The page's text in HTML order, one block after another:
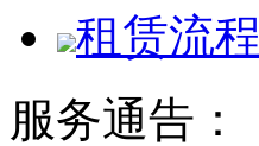
租赁流程
服务通告：